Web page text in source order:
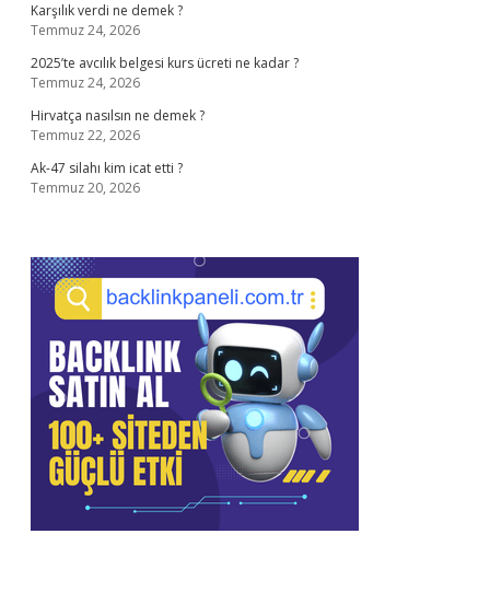
Karşılık verdi ne demek ?
Temmuz 24, 2026
2025’te avcılık belgesi kurs ücreti ne kadar ?
Temmuz 24, 2026
Hirvatça nasılsın ne demek ?
Temmuz 22, 2026
Ak-47 silahı kim icat etti ?
Temmuz 20, 2026